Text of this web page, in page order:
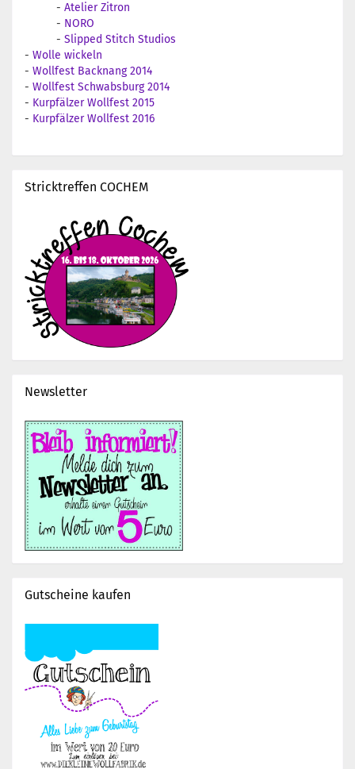
- Atelier Zitron
- NORO
- Slipped Stitch Studios
- Wolle wickeln
- Wollfest Backnang 2014
- Wollfest Schwabsburg 2014
- Kurpfälzer Wollfest 2015
- Kurpfälzer Wollfest 2016
Stricktreffen COCHEM
Newsletter
Gutscheine kaufen